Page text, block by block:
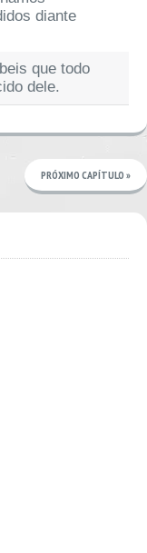
diante
que todo
dele.
PRÓXIMO CAPÍTULO »